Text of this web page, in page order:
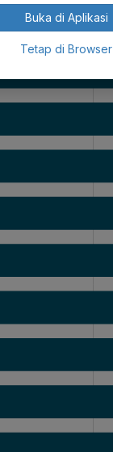
Buka di Aplikasi
Tetap di Browser